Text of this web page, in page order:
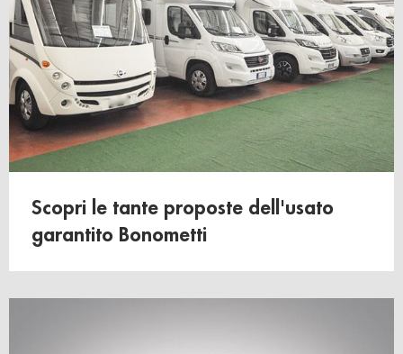
Scopri le tante proposte dell'usato
garantito Bonometti